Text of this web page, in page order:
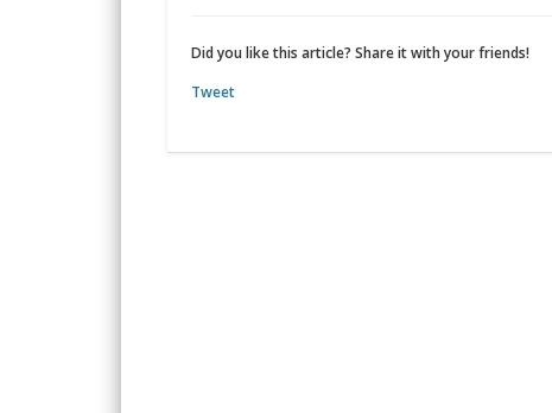
Did you like this article? Share it with your friends!
Tweet